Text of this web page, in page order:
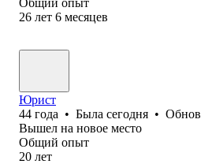
26 лет 6 месяцев
Юрист
44 года • Была сегодня •
Вышел на новое место
Общий опыт
20 лет